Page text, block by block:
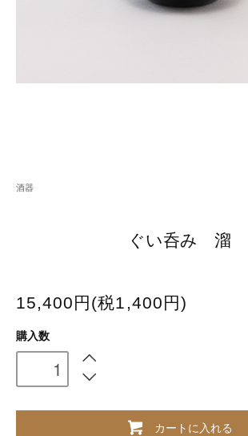
酒器
ぐい呑み 溜
15,400円(税1,400円)
購入数
カートに入れる